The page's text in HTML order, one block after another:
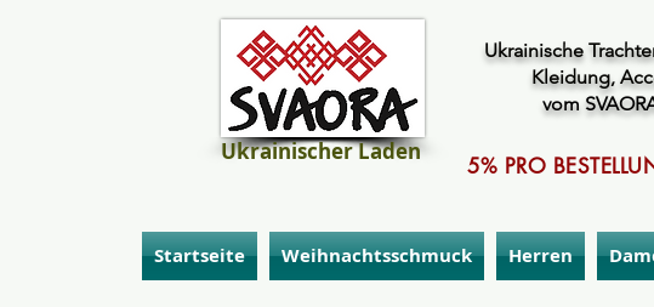
Ukrainische
Kleidung,
vom
5% PRO
Ukrainischer Laden
Startseite Weihnachtsschmuck Herren